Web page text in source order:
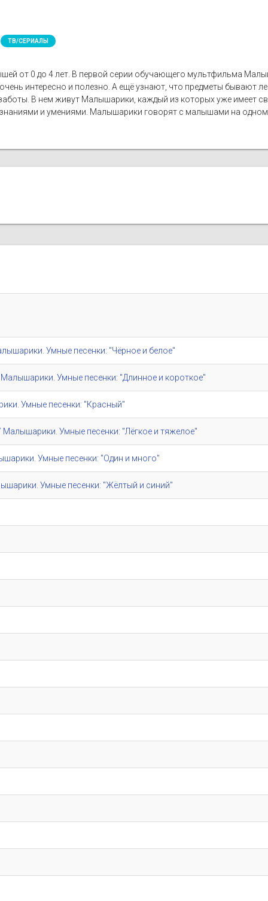
ТВ/СЕРИАЛЫ
от 0 до 4 лет. В первой серии обучающего мультфильма
интересно и полезно. А ещё узнают, что предметы бывают
В нем живут Малышарики, каждый из которых уже имеет
и умениями. Малышарики говорят с малышами на
Умные песенки: "Чёрное и белое"
Умные песенки: "Длинное и короткое"
Умные песенки: "Красный"
Малышарики. Умные песенки: "Лёгкое и тяжелое"
Умные песенки: "Один и много"
Умные песенки: "Жёлтый и синий"